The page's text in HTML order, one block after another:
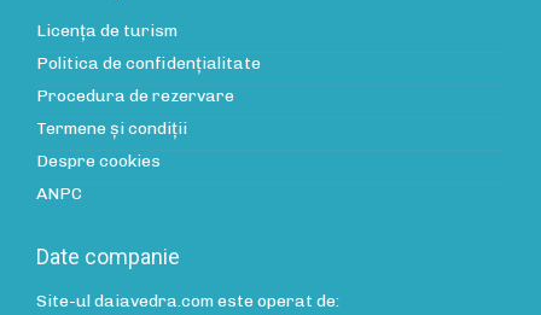
Licența de turism
Politica de confidenţialitate
Procedura de rezervare
Termene și condiții
Despre cookies
ANPC
Date companie
Site-ul daiavedra.com este operat de: